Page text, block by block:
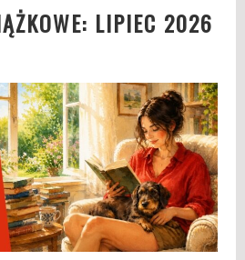
LIPIEC 2026